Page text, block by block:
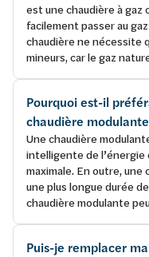
est une chaudière à gaz
facilement passer au
chaudière ne nécessite
mineurs, car le gaz
Pourquoi est-il
chaudière
Une chaudière
intelligente de
maximale. En outre,
une plus longue durée
chaudière modulante
Puis-je remplacer